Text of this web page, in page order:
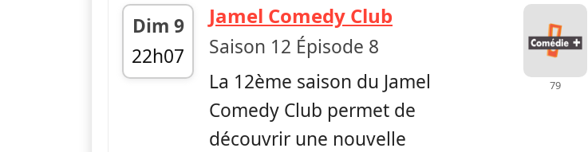
Dim 9
22h07
fin 22h36
Jamel Comedy Club — Jamel Comedy Club
Saison 12 Épisode 8
La 12ème saison du Jamel
Comedy Club permet de
découvrir une nouvelle
79